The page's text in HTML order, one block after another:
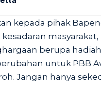
kepada pihak
berupa
untuk PBB
Jangan hanya